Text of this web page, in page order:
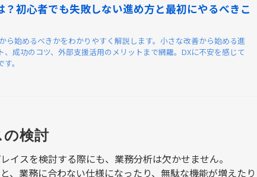
？初心者でも失敗しない進め方と最初にやるべきこ
ら始めるべきかをわかりやすく解説します。小さな改善から始める進
、成功のコツ、外部支援活用のメリットまで網羅。DXに不安を感じて
。
検討
イスを検討する際にも、業務分析は欠かせません。
、業務に合わない仕様になったり、無駄な機能が増えたり